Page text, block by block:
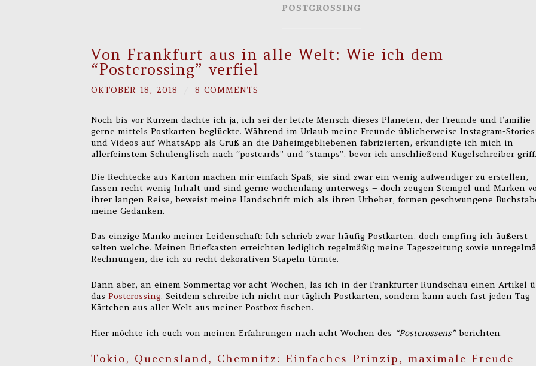
POSTCROSSING
Von Frankfurt aus in alle Welt: Wie ich dem
“Postcrossing” verfiel
OKTOBER 18, 2018 8 COMMENTS
Noch bis vor Kurzem dachte ich ja, ich sei der letzte Mensch dieses Planeten, der Freunde und Familie
gerne mittels Postkarten beglückte. Während im Urlaub meine Freunde üblicherweise Instagram-Stories
und Videos auf WhatsApp als Gruß an die Daheimgebliebenen fabrizierten, erkundigte ich mich in
allerfeinstem Schulenglisch nach “postcards” und “stamps”, bevor ich anschließend Kugelschreiber griff.
Die Rechtecke aus Karton machen mir einfach Spaß; sie sind zwar ein wenig aufwendiger zu erstellen,
fassen recht wenig Inhalt und sind gerne wochenlang unterwegs – doch zeugen Stempel und Marken
ihrer langen Reise, beweist meine Handschrift mich als ihren Urheber, formen geschwungene
meine Gedanken.
Das einzige Manko meiner Leidenschaft: Ich schrieb zwar häufig Postkarten, doch empfing ich äußerst
selten welche. Meinen Briefkasten erreichten lediglich regelmäßig meine Tageszeitung sowie
Rechnungen, die ich zu recht dekorativen Stapeln türmte.
Dann aber, an einem Sommertag vor acht Wochen, las ich in der Frankfurter Rundschau einen Artikel
das Postcrossing. Seitdem schreibe ich nicht nur täglich Postkarten, sondern kann auch fast jeden Tag
Kärtchen aus aller Welt aus meiner Postbox fischen.
Hier möchte ich euch von meinen Erfahrungen nach acht Wochen des “Postcrossens”berichten.
Tokio, Queensland, Chemnitz: Einfaches Prinzip, maximale Freude